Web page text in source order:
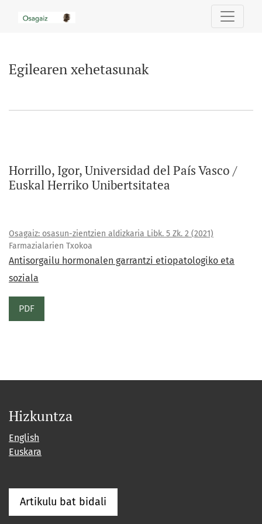
Egilearen xehetasunak
Horrillo, Igor, Universidad del Paí­s Vasco /
Euskal Herriko Unibertsitatea
Osagaiz: osasun-zientzien aldizkaria Libk. 5 Zk. 2 (2021)
Farmazialarien Txokoa
Antisorgailu hormonalen garrantzi etiopatologiko eta
soziala
PDF
Hizkuntza
English
Euskara
Artikulu bat bidali